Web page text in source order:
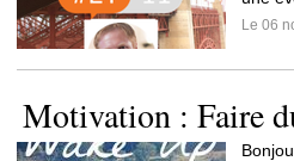
Le 06
Motivation : Faire